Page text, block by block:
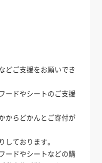
どご支援をお願いでき
ードやシートのご支援
からどかんとご寄付が
ております。
ードやシートなどの購